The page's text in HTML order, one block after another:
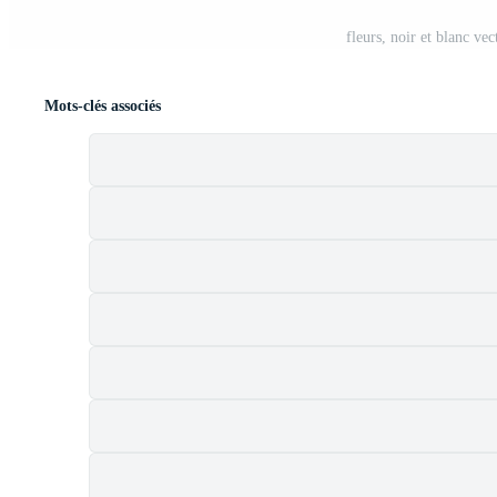
fleurs, noir et blanc
Mots-clés associés